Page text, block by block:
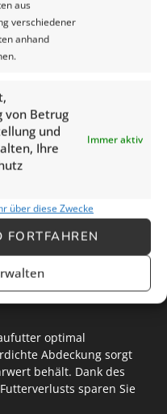
aus
verschiedener
anhand
von Betrug
und
Ihre
Immer aktiv
über diese Zwecke
wind
waaien niet omhoog,
Dezen geven
dat het doek niet
met een gerust hart
dat de doeken
wind.
optimal
Abdeckung sorgt
behält. Dank des
sparen Sie